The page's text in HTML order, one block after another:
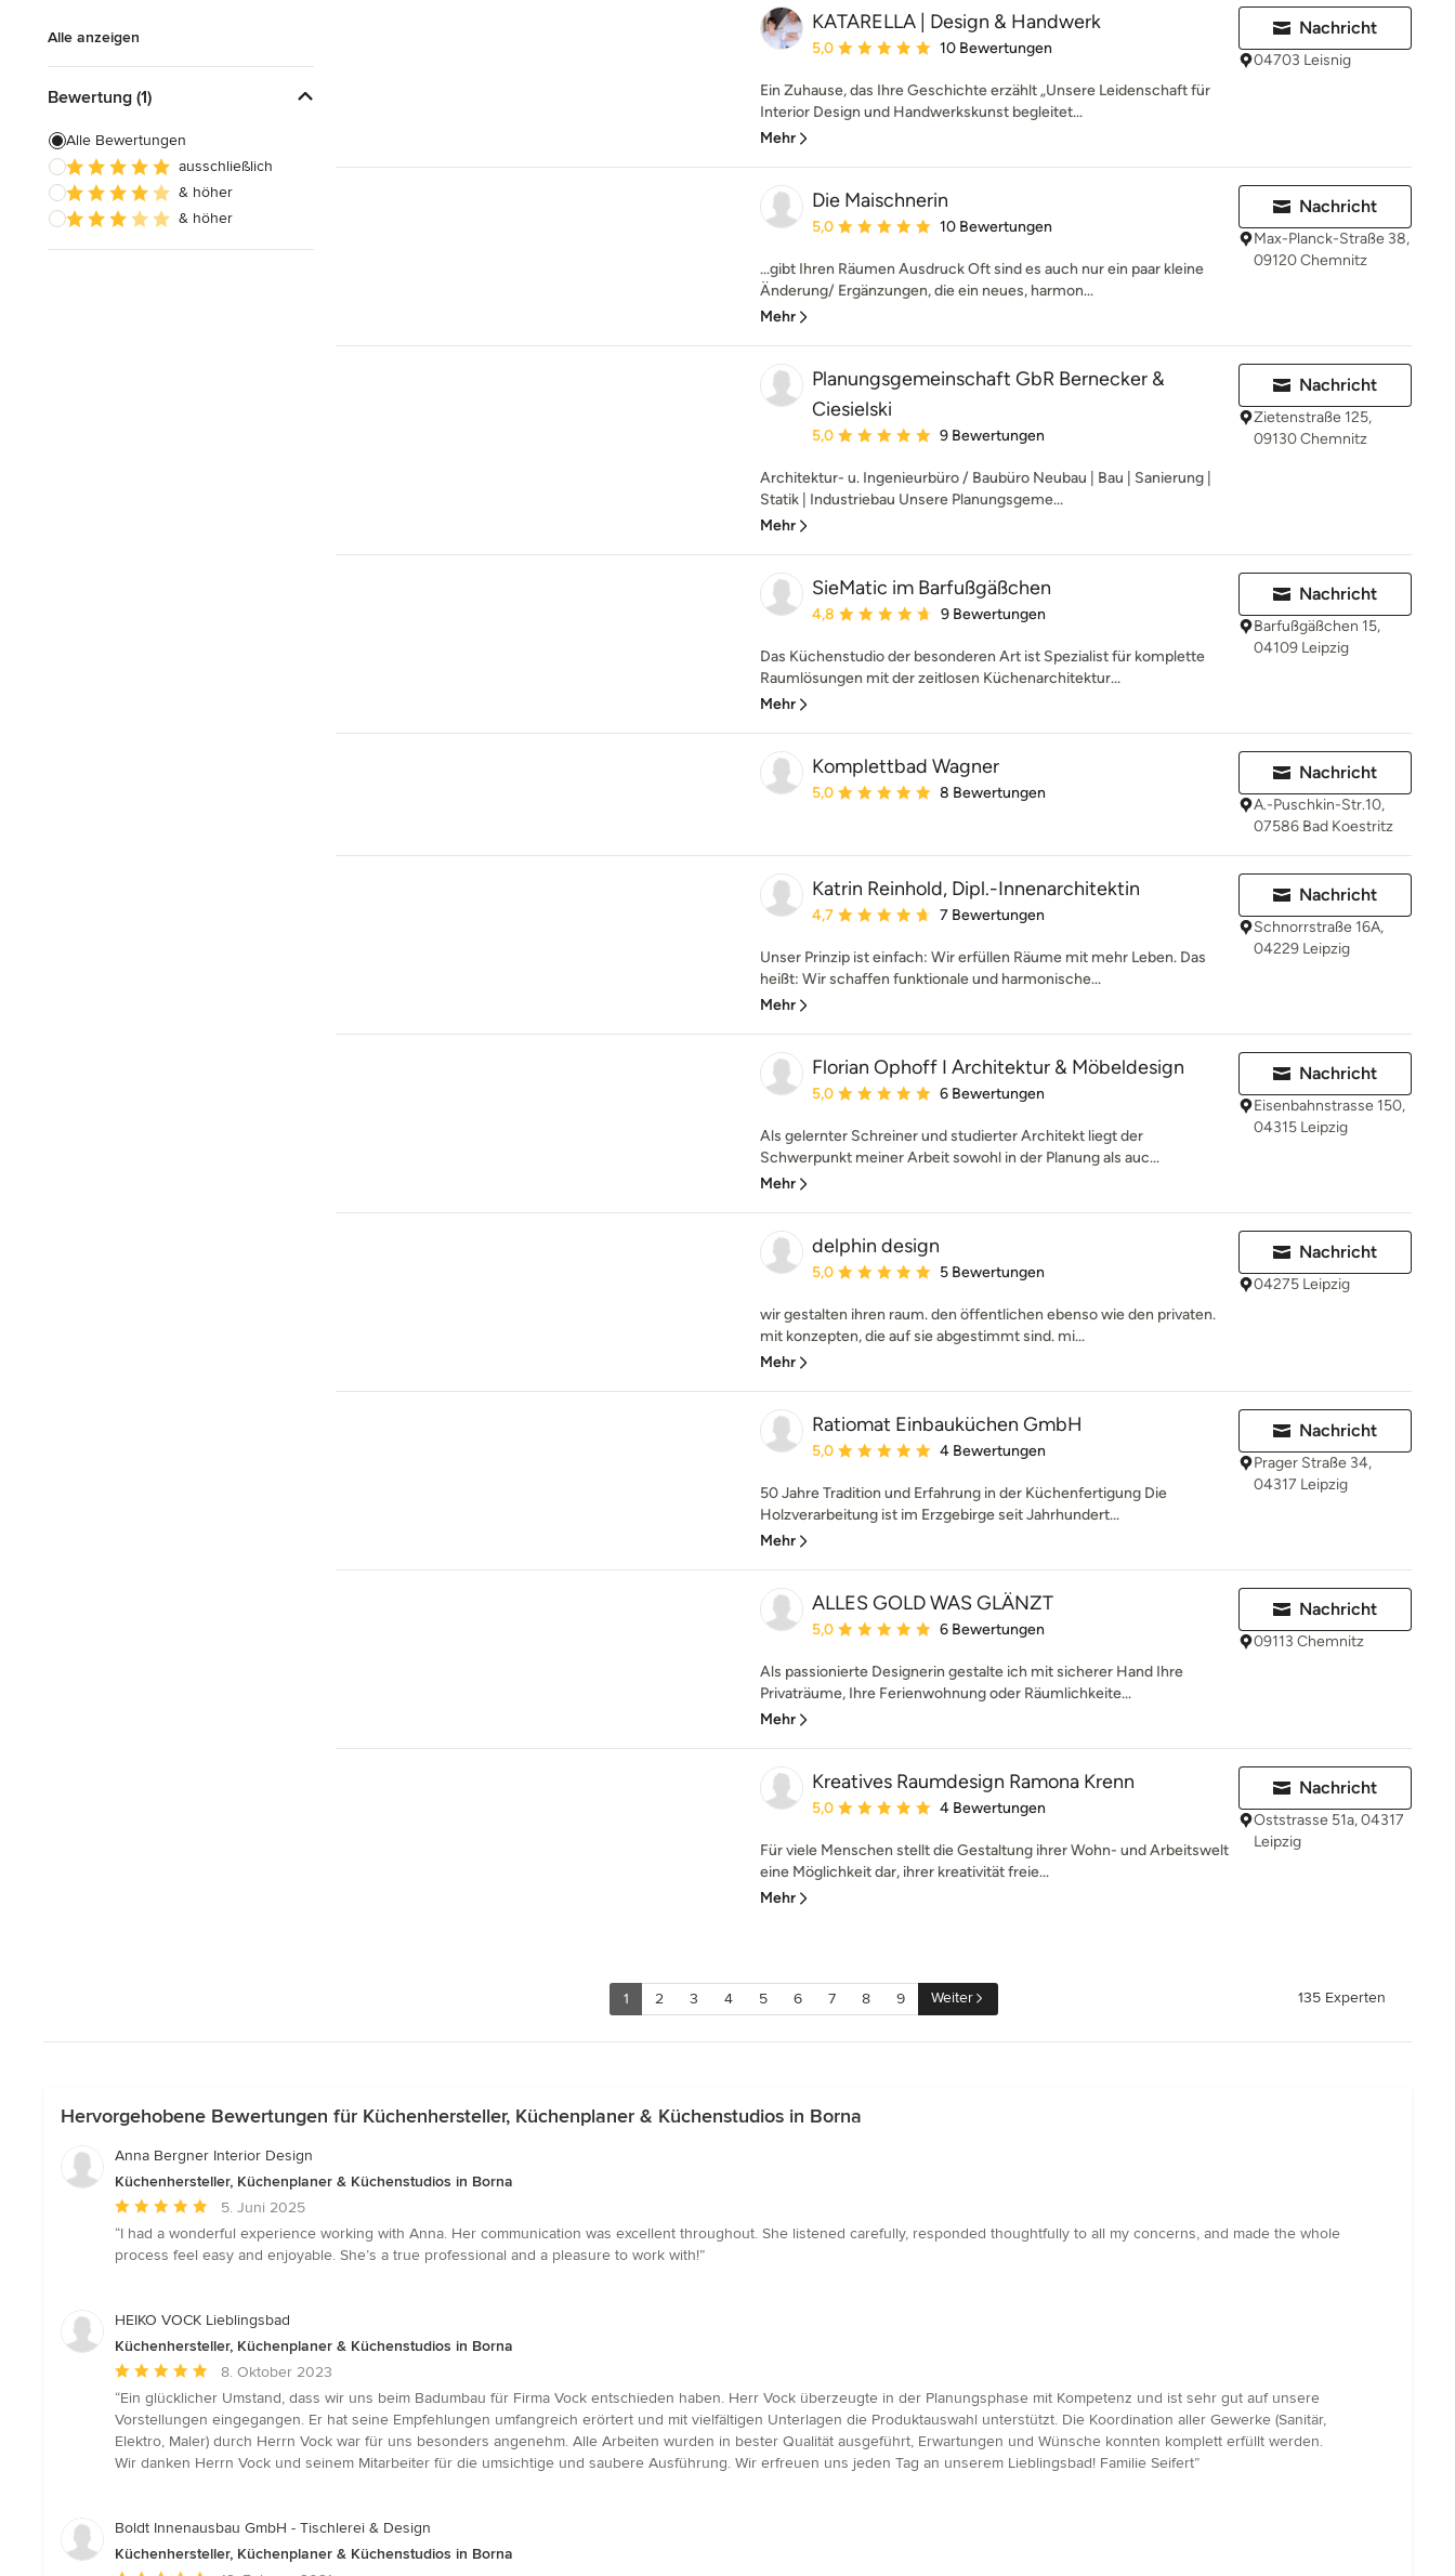
Alle anzeigen
Bewertung (1)
Alle Bewertungen
ausschließlich
& höher
& höher
KATARELLA | Design & Handwerk
Durchschnittliche Bewertung: 5 von 5 Sternen
5,0 10 Bewertungen
Ein Zuhause, das Ihre Geschichte erzählt „Unsere Leidenschaft für
Interior Design und Handwerkskunst begleitet...
Mehr
Nachricht
04703 Leisnig
Die Maischnerin
Durchschnittliche Bewertung: 5 von 5 Sternen
5,0 10 Bewertungen
...gibt Ihren Räumen Ausdruck Oft sind es auch nur ein paar kleine
Änderung/ Ergänzungen, die ein neues, harmon...
Mehr
Nachricht
Max-Planck-Straße 38,
09120 Chemnitz
Planungsgemeinschaft GbR Bernecker &
Ciesielski
Durchschnittliche Bewertung: 5 von 5 Sternen
5,0 9 Bewertungen
Architektur- u. Ingenieurbüro / Baubüro Neubau | Bau | Sanierung |
Statik | Industriebau Unsere Planungsgeme...
Mehr
Nachricht
Zietenstraße 125,
09130 Chemnitz
SieMatic im Barfußgäßchen
Durchschnittliche Bewertung: 4.8 von 5 Sternen
4,8 9 Bewertungen
Das Küchenstudio der besonderen Art ist Spezialist für komplette
Raumlösungen mit der zeitlosen Küchenarchitektur...
Mehr
Nachricht
Barfußgäßchen 15,
04109 Leipzig
Komplettbad Wagner
Durchschnittliche Bewertung: 5 von 5 Sternen
5,0 8 Bewertungen
Nachricht
A.-Puschkin-Str.10,
07586 Bad Koestritz
Katrin Reinhold, Dipl.-Innenarchitektin
Durchschnittliche Bewertung: 4.7 von 5 Sternen
4,7 7 Bewertungen
Unser Prinzip ist einfach: Wir erfüllen Räume mit mehr Leben. Das
heißt: Wir schaffen funktionale und harmonische...
Mehr
Nachricht
Schnorrstraße 16A,
04229 Leipzig
Florian Ophoff I Architektur & Möbeldesign
Durchschnittliche Bewertung: 5 von 5 Sternen
5,0 6 Bewertungen
Als gelernter Schreiner und studierter Architekt liegt der
Schwerpunkt meiner Arbeit sowohl in der Planung als auc...
Mehr
Nachricht
Eisenbahnstrasse 150,
04315 Leipzig
delphin design
Durchschnittliche Bewertung: 5 von 5 Sternen
5,0 5 Bewertungen
wir gestalten ihren raum. den öffentlichen ebenso wie den privaten.
mit konzepten, die auf sie abgestimmt sind. mi...
Mehr
Nachricht
04275 Leipzig
Ratiomat Einbauküchen GmbH
Durchschnittliche Bewertung: 5 von 5 Sternen
5,0 4 Bewertungen
50 Jahre Tradition und Erfahrung in der Küchenfertigung Die
Holzverarbeitung ist im Erzgebirge seit Jahrhundert...
Mehr
Nachricht
Prager Straße 34,
04317 Leipzig
ALLES GOLD WAS GLÄNZT
Durchschnittliche Bewertung: 5 von 5 Sternen
5,0 6 Bewertungen
Als passionierte Designerin gestalte ich mit sicherer Hand Ihre
Privaträume, Ihre Ferienwohnung oder Räumlichkeite...
Mehr
Nachricht
09113 Chemnitz
Kreatives Raumdesign Ramona Krenn
Durchschnittliche Bewertung: 5 von 5 Sternen
5,0 4 Bewertungen
Für viele Menschen stellt die Gestaltung ihrer Wohn- und Arbeitswelt
eine Möglichkeit dar, ihrer kreativität freie...
Mehr
Nachricht
Oststrasse 51a, 04317
Leipzig
1 2 3 4 5 6 7 8 9 Weiter 135 Experten
Hervorgehobene Bewertungen für Küchenhersteller, Küchenplaner & Küchenstudios in Borna
Anna Bergner Interior Design
Küchenhersteller, Küchenplaner & Küchenstudios in Borna
Durchschnittliche
Bewertung:
5
Sternen
5. Juni 2025
“I had a wonderful experience working with Anna. Her communication was excellent throughout. She listened carefully, responded thoughtfully to all my concerns, and made the whole
process feel easy and enjoyable. She’s a true professional and a pleasure to work with!”
HEIKO VOCK Lieblingsbad
Küchenhersteller, Küchenplaner & Küchenstudios in Borna
Durchschnittliche
Bewertung:
5
von
5
8. Oktober 2023
“Ein glücklicher Umstand, dass wir uns beim Badumbau für Firma Vock entschieden haben. Herr Vock überzeugte in der Planungsphase mit Kompetenz und ist sehr gut auf unsere
Vorstellungen eingegangen. Er hat seine Empfehlungen umfangreich erörtert und mit vielfältigen Unterlagen die Produktauswahl unterstützt. Die Koordination aller Gewerke (Sanitär,
Elektro, Maler) durch Herrn Vock war für uns besonders angenehm. Alle Arbeiten wurden in bester Qualität ausgeführt, Erwartungen und Wünsche konnten komplett erfüllt werden.
Wir danken Herrn Vock und seinem Mitarbeiter für die umsichtige und saubere Ausführung. Wir erfreuen uns jeden Tag an unserem Lieblingsbad! Familie Seifert”
Boldt Innenausbau GmbH - Tischlerei & Design
Küchenhersteller, Küchenplaner & Küchenstudios in Borna